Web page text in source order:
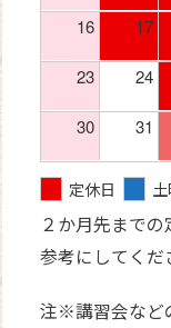
16 17
23 24
30 31
定休日
２か月先まで
参考にしてくだ
注※講習会など